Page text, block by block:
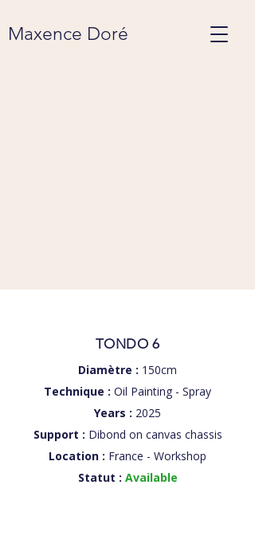
Maxence Doré
TONDO 6
Diamètre : 150cm
Technique : Oil Painting - Spray
Years : 2025
Support : Dibond on canvas chassis
Location : France - Workshop
Statut : Available